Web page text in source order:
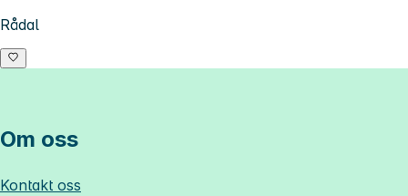
Rådal
Om oss
Kontakt oss